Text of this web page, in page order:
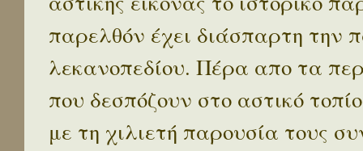
παρελθόν έχει διάσπαρτη την
λεκανοπεδίου. Πέρα απο τα
που δεσπόζουν στο αστικό
με τη χιλιετή παρουσία τους